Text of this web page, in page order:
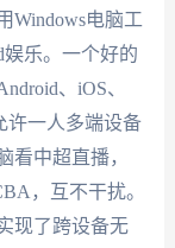
Windows电脑工
娱乐。一个好的
、iOS、
许一人多端设备
看中超直播，
，互不干扰。
现了跨设备无